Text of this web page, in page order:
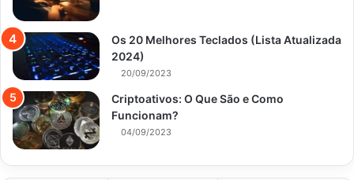
Os 20 Melhores Teclados (Lista Atualizada
2024)
20/09/2023
Criptoativos: O Que São e Como
Funcionam?
04/09/2023